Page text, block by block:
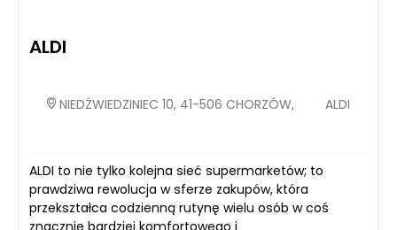
ALDI
NIEDŹWIEDZINIEC 10, 41-506 CHORZÓW, ALDI
ALDI to nie tylko kolejna sieć supermarketów; to
prawdziwa rewolucja w sferze zakupów, która
przekształca codzienną rutynę wielu osób w coś
znacznie bardziej komfortowego i